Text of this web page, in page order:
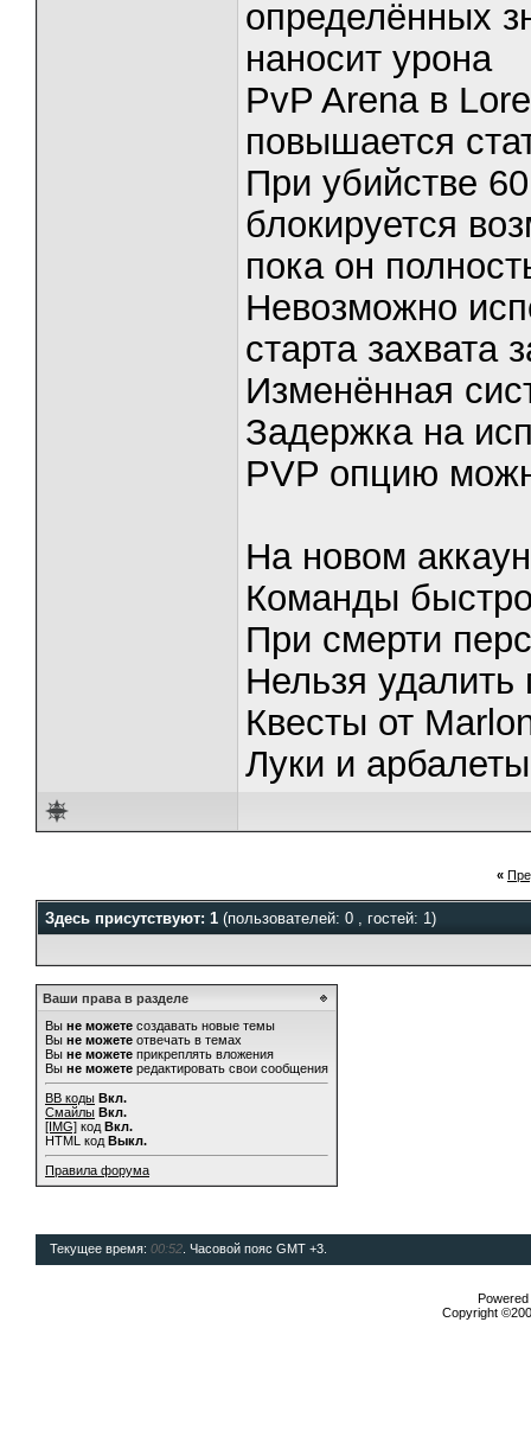
определённых
наносит урона
PvP Arena в
повышается
При убийстве
блокируется
пока он
Невозможно
старта захвата
Изменённая
Задержка на
PVP опцию
На новом
Команды
При смерти
Нельзя
Квесты от
Луки и
«
Здесь присутствуют: 1 (пользователей: 0 , гостей: 1)
Ваши права в разделе
Вы не можете создавать новые темы
Вы не можете отвечать в темах
Вы не можете прикреплять вложения
Вы не можете редактировать свои сообщения
BB коды Вкл.
Смайлы Вкл.
[IMG] код Вкл.
HTML код Выкл.
Правила форума
Текущее время: 00:52 . Часовой пояс GMT +3.
Copyright